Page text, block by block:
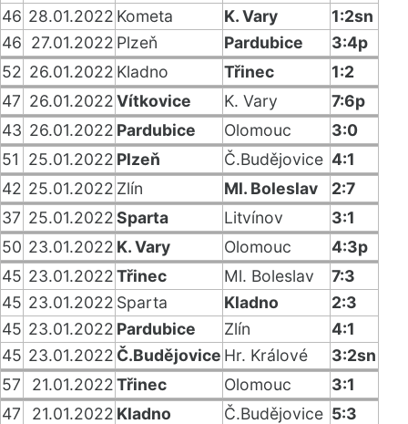
46 28.01.2022 Kometa K. Vary
1:2sn
46 27.01.2022 Plzeň Pardubice
3:4p
52 26.01.2022 Kladno Třinec
1:2
47 26.01.2022Vítkovice K. Vary
7:6p
43 26.01.2022 Pardubice Olomouc
3:0
51
25.01.2022 Plzeň Č.Budějovice 4:1
42 25.01.2022 Zlín Ml. Boleslav
2:7
37 25.01.2022Sparta Litvínov
3:1
50 23.01.2022 K. Vary Olomouc
4:3p
45 23.01.2022Třinec Ml. Boleslav
7:3
45 23.01.2022 Sparta Kladno
2:3
45 23.01.2022 Pardubice Zlín
4:1
45 23.01.2022 Č.Budějovice Hr. Králové
3:2sn
57
21.01.2022Třinec Olomouc
3:1
47
21.01.2022 Kladno Č.Budějovice 5:3